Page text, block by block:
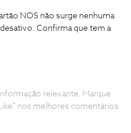
NOS não surge nenhuma
Confirma que tem a
relevante. Marque
nos melhores comentários.